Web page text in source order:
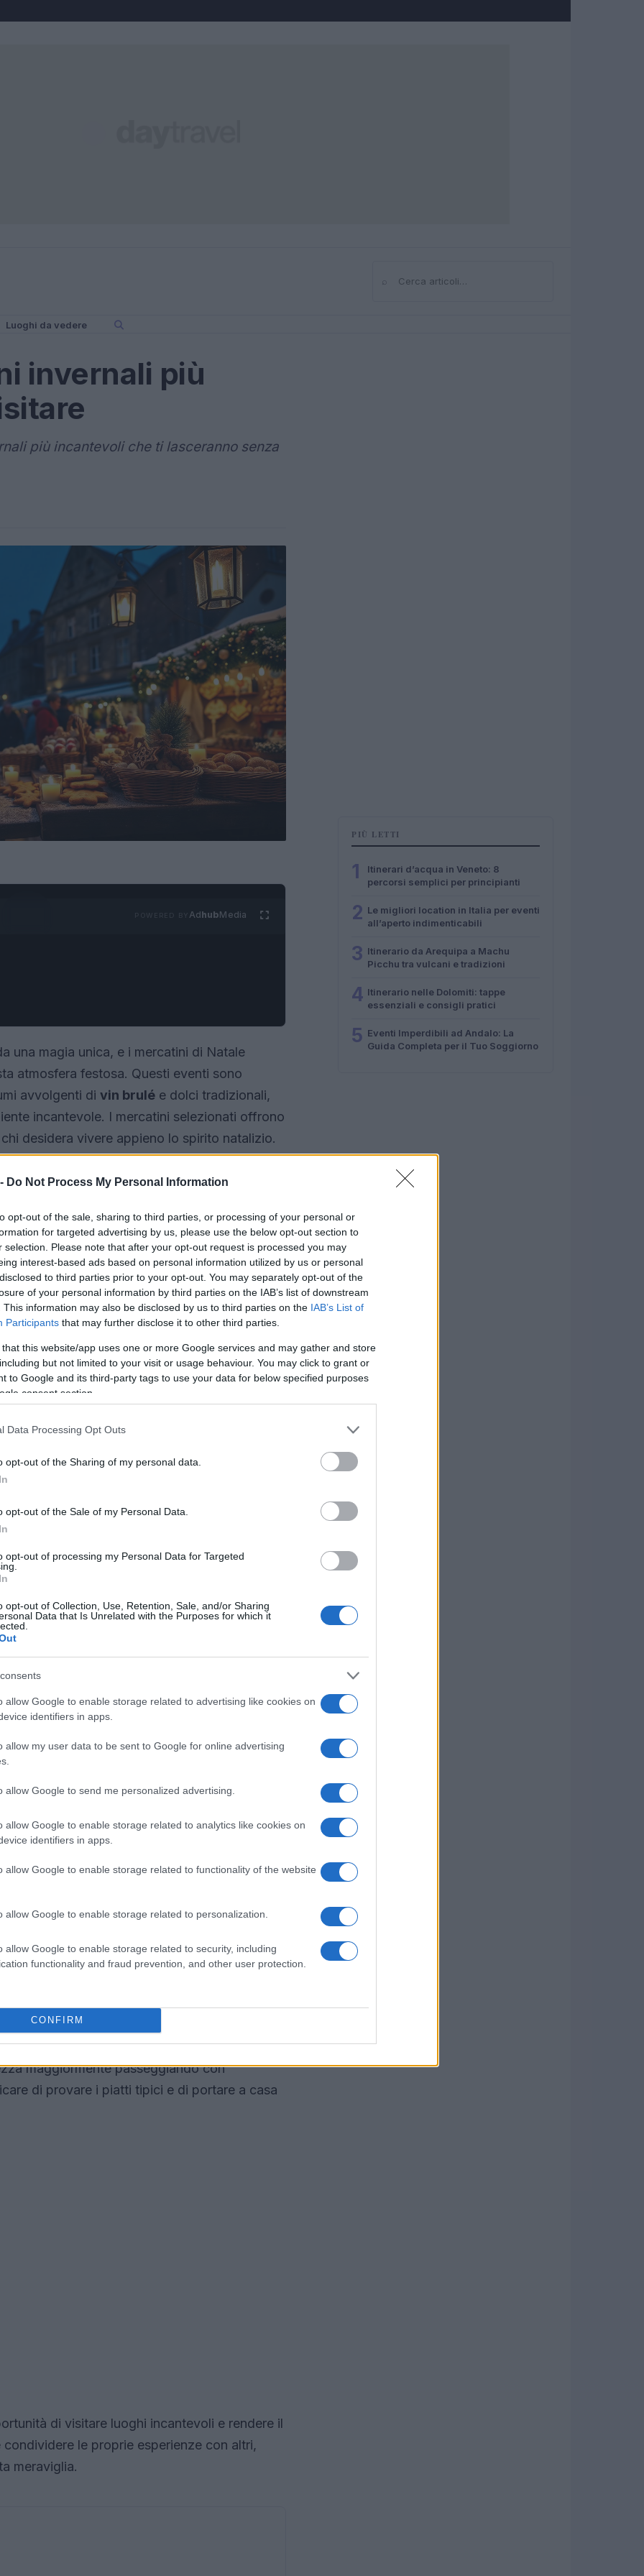
Do Not Process My Personal Information
opt-out of the sale, sharing to third parties, or processing of your personal or
for targeted advertising by us, please use the below opt-out section to
selection. Please note that after your opt-out request is processed you may
interest-based ads based on personal information utilized by us or personal
to third parties prior to your opt-out. You may separately opt-out of the
of your personal information by third parties on the IAB’s list of downstream
This information may also be disclosed by us to third parties on the IAB’s List of
Participants that may further disclose it to other third parties.
that this website/app uses one or more Google services and may gather and store
but not limited to your visit or usage behaviour. You may click to grant or
to Google and its third-party tags to use your data for below specified purposes
consent section.
Data Processing Opt Outs
opt-out of the Sharing of my personal data.
opt-out of the Sale of my Personal Data.
opt-out of processing my Personal Data for Targeted
opt-out of Collection, Use, Retention, Sale, and/or Sharing
Data that Is Unrelated with the Purposes for which it
allow Google to enable storage related to advertising like cookies on
identifiers in apps.
allow my user data to be sent to Google for online advertising
allow Google to send me personalized advertising.
allow Google to enable storage related to analytics like cookies on
identifiers in apps.
allow Google to enable storage related to functionality of the website
allow Google to enable storage related to personalization.
allow Google to enable storage related to security, including
functionality and fraud prevention, and other user protection.
CONFIRM
Cerca
Luoghi da vedere
invernali più
più incantevoli che ti lasceranno senza
AdhubMedia
una magia unica, e i mercatini di Natale
atmosfera festosa. Questi eventi sono
avvolgenti di vin brulé e dolci tradizionali,
incantevole. I mercatini selezionati offrono
desidera vivere appieno lo spirito natalizio.
più affascinanti da visitare.<\/p>
in Europa<\/h2>
che meritano una visita. Questi luoghi sono
la propria storia e le proprie tradizioni.
noto per il suo
una combinazione di arte, musica e
famoso
la capitale del Natale, il mercatino di
per chi ama l’atmosfera festiva.
vero paradiso per i golosi.
di questo mercatino nel cuore della città
che arricchiscono l’esperienza dei visitatori.
alla preparazione del
musica classica all’aperto accompagnano le
di Bruxelles offre durante il periodo
l’esperienza
ancora più memorabile, è utile seguire alcuni
visitare i mercatini durante la settimana
Inoltre, è opportuno indossare abiti caldi e
maggiormente passeggiando con
di provare i piatti tipici e di portare a casa
di visitare luoghi incantevoli e rendere il
condividere le proprie esperienze con altri,
meraviglia.
PIÙ LETTI
1
Itinerari d’acqua in Veneto: 8
percorsi semplici per principianti
2 Le migliori location in Italia per eventi
all’aperto indimenticabili
3 Itinerario da Arequipa a Machu
Picchu tra vulcani e tradizioni
4 Itinerario nelle Dolomiti: tappe
essenziali e consigli pratici
5 Eventi Imperdibili ad Andalo: La
Guida Completa per il Tuo Soggiorno